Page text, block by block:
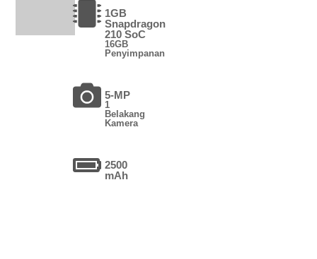
1GB
Snapdragon
210 SoC
16GB
Penyimpanan
5-MP
1
Belakang
Kamera
2500
mAh